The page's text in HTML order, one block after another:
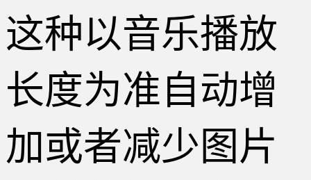
这种以音乐播放
长度为准自动增
加或者减少图片